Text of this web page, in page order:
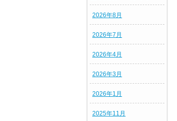
2026年8月
2026年7月
2026年4月
2026年3月
2026年1月
2025年11月